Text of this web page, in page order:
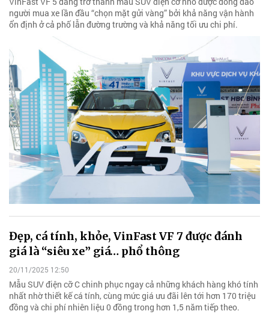
người mua xe lần đầu “chọn mặt gửi vàng” bởi khả năng vận hành
ổn định ở cả phố lẫn đường trường và khả năng tối ưu chi phí.
Đẹp, cá tính, khỏe, VinFast VF 7 được đánh
giá là “siêu xe” giá… phổ thông
20/11/2025 12:50
Mẫu SUV điện cỡ C chinh phục ngay cả những khách hàng khó tính
nhất nhờ thiết kế cá tính, cùng mức giá ưu đãi lên tới hơn 170 triệu
đồng và chi phí nhiên liệu 0 đồng trong hơn 1,5 năm tiếp theo.